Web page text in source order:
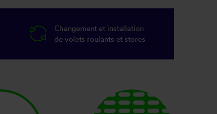
Changement et installation
de volets roulants et stores